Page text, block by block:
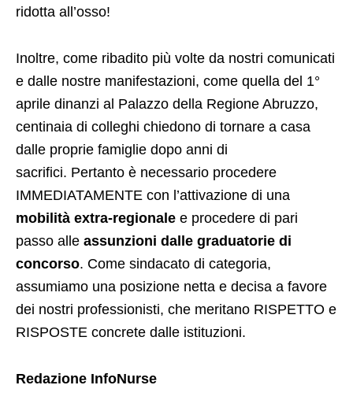
ridotta all’osso!
Inoltre, come ribadito più volte da nostri comunicati
e dalle nostre manifestazioni, come quella del 1°
aprile dinanzi al Palazzo della Regione Abruzzo,
centinaia di colleghi chiedono di tornare a casa
dalle proprie famiglie dopo anni di
sacrifici. Pertanto è necessario procedere
IMMEDIATAMENTE con l’attivazione di una
mobilità extra-regionale e procedere di pari
passo alle assunzioni dalle graduatorie di
concorso. Come sindacato di categoria,
assumiamo una posizione netta e decisa a favore
dei nostri professionisti, che meritano RISPETTO e
RISPOSTE concrete dalle istituzioni.
Redazione InfoNurse